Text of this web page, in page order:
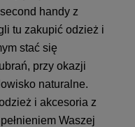
handy z
tu zakupić odzież i
stać się
przy okazji
naturalne.
i akcesoria z
Waszej